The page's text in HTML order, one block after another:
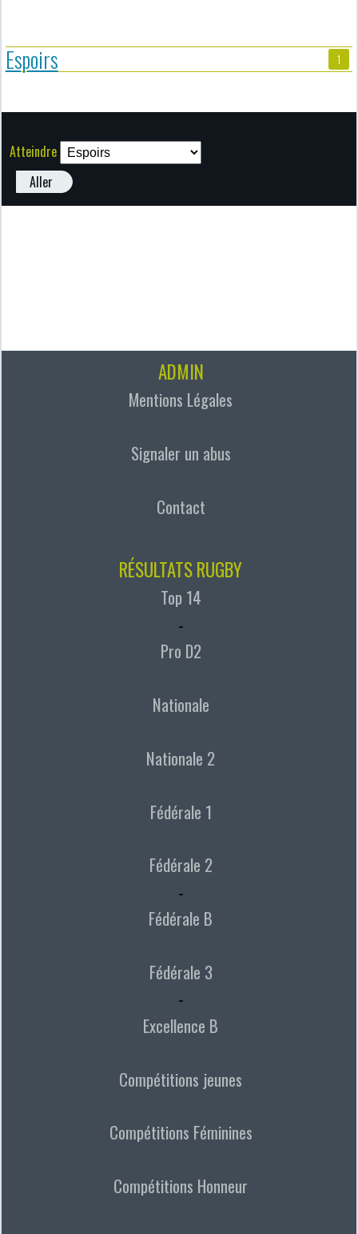
Espoirs 1
Atteindre
Aller
ADMIN
Mentions Légales
Signaler un abus
Contact
RÉSULTATS RUGBY
Top 14
-
Pro D2
Nationale
Nationale 2
Fédérale 1
Fédérale 2
-
Fédérale B
Fédérale 3
-
Excellence B
Compétitions jeunes
Compétitions Féminines
Compétitions Honneur